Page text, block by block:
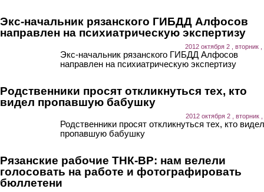
Экс-начальник рязанского ГИБДД Алфосов
направлен на психиатрическую экспертизу
2012 октября 2 , вторник ,
Экс-начальник рязанского ГИБДД Алфосов
направлен на психиатрическую экспертизу
Родственники просят откликнуться тех, кто
видел пропавшую бабушку
2012 октября 2 , вторник
Родственники просят откликнуться тех, кто видел
пропавшую бабушку
Рязанские рабочие ТНК-ВР: нам велели
голосовать на работе и фотографировать
бюллетени